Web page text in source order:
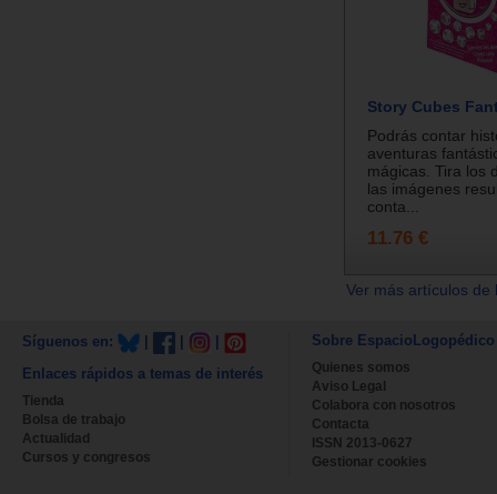
Story Cubes
Podrás contar
aventuras
mágicas. Tira los
las imágenes
conta...
11.76 €
Ver más artículos
Síguenos en:
Enlaces rápidos a temas de interés
Tienda
Bolsa de trabajo
Actualidad
Cursos y congresos
Sobre EspacioLogopédico
Quienes somos
Aviso Legal
Colabora con nosotros
Contacta
ISSN 2013-0627
Gestionar cookies